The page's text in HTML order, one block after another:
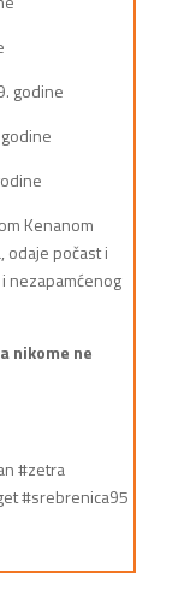
godine
Kenanom
odaje počast i
nezapamćenog
nikome ne
#zetra
#srebrenica95